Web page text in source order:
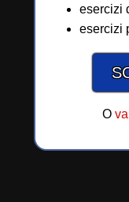
esercizi
esercizi
O